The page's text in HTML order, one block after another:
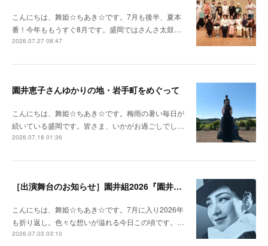
こんにちは、舞姫☆ちあき☆です。7月も後半、夏本
番！今年ももうすぐ8月です。盛岡ではさんさ太鼓…
2026.07.27 08:47
園井恵子さんゆかりの地・岩手町をめぐって
こんにちは、舞姫☆ちあき☆です。梅雨の暑い毎日が
続いている盛岡です。皆さま、いかがお過ごしでし…
2026.07.18 01:36
［出演舞台のお知らせ］園井組2026『園井恵子 なんじょしても』ふるさと演劇公演 in 岩手町
こんにちは、舞姫☆ちあき☆です。7月に入り2026年
も折り返し。色々な想いが溢れる今日この頃です。…
2026.07.03 03:10